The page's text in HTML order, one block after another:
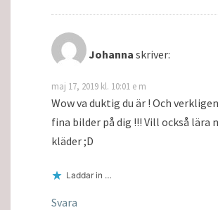
Johanna skriver:
maj 17, 2019 kl. 10:01 e m
Wow va duktig du är ! Och
fina bilder på dig !!! Vill också lära
kläder ;D
Laddar in …
Svara